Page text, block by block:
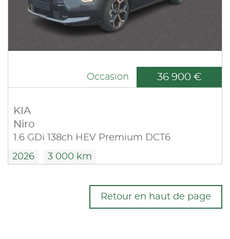
Occasion 36 900 €
KIA
Niro
1.6 GDi 138ch HEV Premium DCT6
2026 3 000 km
Retour en haut de page